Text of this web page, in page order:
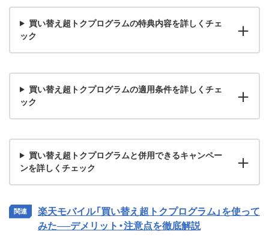
買い替え超トクプログラムの特典内容を詳しくチェ
ック
買い替え超トクプログラムの適用条件を詳しくチェ
ック
買い替え超トクプログラムと併用できるキャンペー
ンを詳しくチェック
楽天モバイル「買い替え超トクプログラム」を使って
みた──デメリット・注意点を徹底解説